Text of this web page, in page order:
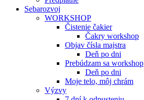
Sebarozvoj
WORKSHOP
Čistenie čakier
Čakry workshop
Objav čísla majstra
Deň po dni
Prebúdzam sa workshop
Deň po dni
Moje telo, môj chrám
Výzvy